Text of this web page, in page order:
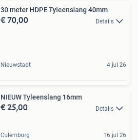
30 meter HDPE Tyleenslang 40mm
€ 70,00 Details
Nieuwstadt 4 jul 26
NIEUW Tyleenslang 16mm
€ 25,00 Details
Culemborg 16 jul 26